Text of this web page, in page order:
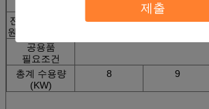
제출
전력 증폭기 차
원 L*W*H (MM)
800*550*1250 800*550*1250
공용품
필요조건
총계 수용량
(KW)
8 9